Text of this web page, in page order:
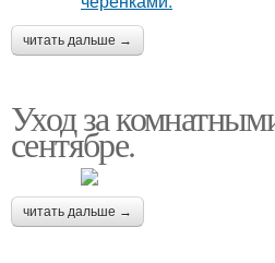
читать дальше →
Уход за
сентябре.
читать дальше →